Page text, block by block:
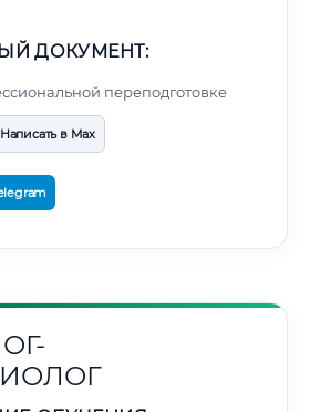
ДОКУМЕНТ:
переподготовке
Написать в Max